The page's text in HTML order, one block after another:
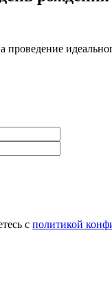
проведение
с политикой